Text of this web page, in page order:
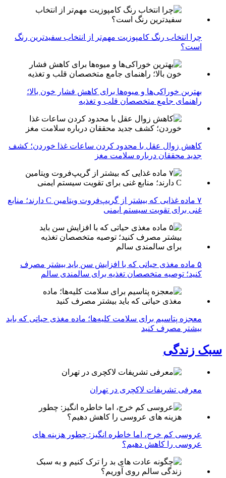
چرا انتخاب رنگ کامپوزیت مهم‌تر از انتخاب سفیدترین رنگ
است؟
بهترین خوراکی‌ها و میوه‌ها برای کاهش فشار خون بالا؛
راهنمای جامع متخصصان قلب و تغذیه
کاهش زوال عقل با محدود کردن ساعات غذا خوردن؛ کشف
جدید محققان درباره سلامت مغز
۷ ماده غذایی که بیشتر از گریپ‌فروت ویتامین C دارند؛ منابع
غنی برای تقویت سیستم ایمنی
۵ ماده مغذی حیاتی که با افزایش سن باید بیشتر مصرف
کنید؛ توصیه متخصصان تغذیه برای سالمندی سالم
معجزه پتاسیم برای سلامت کلیه‌ها؛ ماده مغذی حیاتی که باید
بیشتر مصرف کنید
سبک زندگی
معرفی تشریفات لاکچری در تهران
عروسی کم خرج، اما خاطره انگیز: چطور هزینه های
عروسی را کاهش دهیم؟